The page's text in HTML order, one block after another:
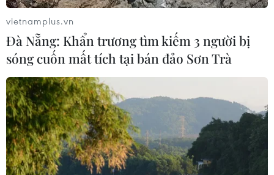
vietnamplus.vn
Đà Nẵng: Khẩn trương tìm kiếm 3 người bị
sóng cuốn mất tích tại bán đảo Sơn Trà